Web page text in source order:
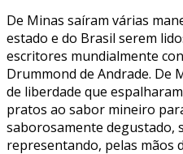
De Minas saíram várias
estado e do Brasil serem
escritores mundialmente
Drummond de Andrade. De
de liberdade que
pratos ao sabor mineiro
saborosamente degustado,
representando, pelas mãos